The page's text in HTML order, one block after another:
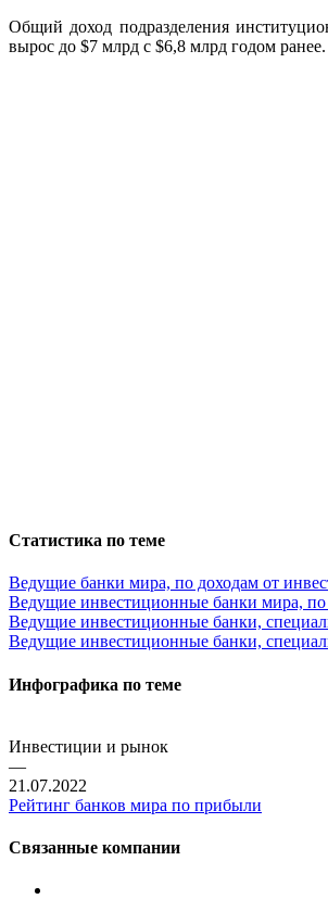
Общий доход подразделения
вырос до $7 млрд с $6,8 млрд годом
Статистика по теме
Ведущие банки мира, по доходам от
Ведущие инвестиционные банки мира, по
Ведущие инвестиционные банки,
Ведущие инвестиционные банки,
Инфографика по теме
Инвестиции и рынок
—
21.07.2022
Рейтинг банков мира по прибыли
Связанные компании